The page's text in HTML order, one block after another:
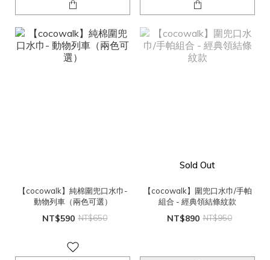
【cocowalk】純棉圍兜口水巾-
動物列車（兩色可選）
NT$590 NT$650
Sold Out
【cocowalk】圍兜口水巾/手帕
組合 - 經典領結條紋款
NT$890 NT$950